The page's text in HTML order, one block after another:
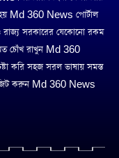
Md 360 News পোর্টাল
ও রাজ্য সরকারের যেকোনো রকম
চোঁখ রাখুন Md 360
করি সহজ সরল ভাষায় সমস্ত
করুন Md 360 News